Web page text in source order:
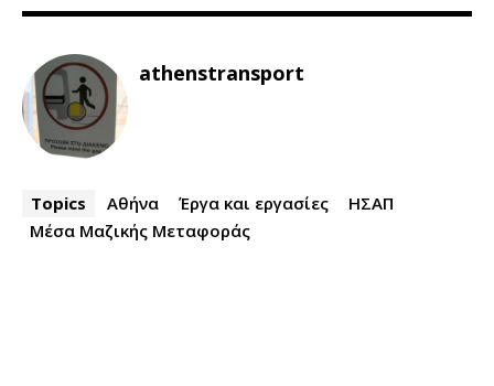
athenstransport
Topics Αθήνα Έργα και εργασίες
ΗΣΑΠ
Μέσα Μαζικής Μεταφοράς